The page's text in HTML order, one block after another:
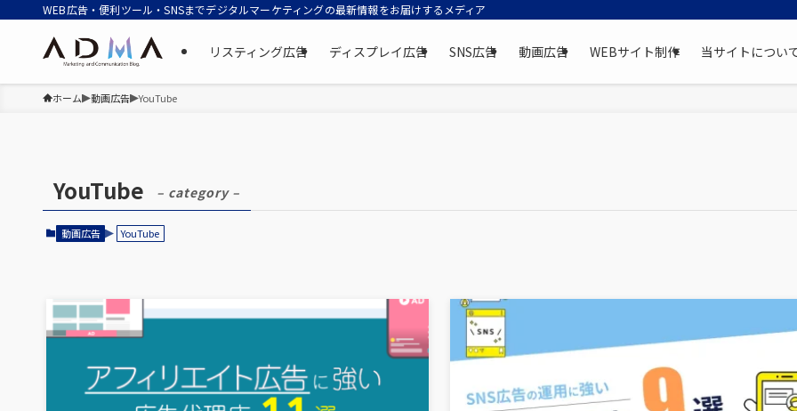
WEB広告・便利ツール・SNSまでデジタルマーケティングの最新情報をお届けするメディア
リスティング広告 ディスプレイ広告 SNS広告 動画広告 WEBサイト制作 当サイトについ
ホーム 動画広告 YouTube
YouTube – category –
動画広告 YouTube